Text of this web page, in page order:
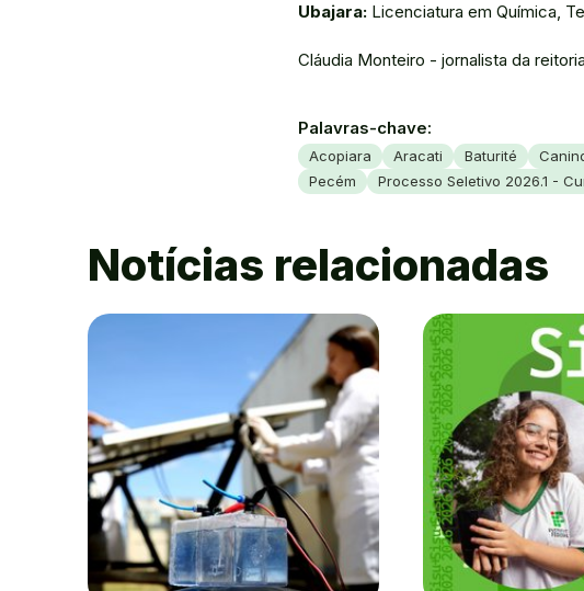
Ubajara: Licenciatura em Química,
Cláudia Monteiro - jornalista da
Palavras-chave:
Acopiara Aracati Baturité
Pecém
Processo Seletivo 2026.1 -
Notícias relacionadas